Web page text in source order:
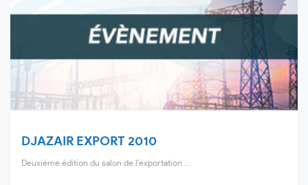
DJAZAIR EXPORT 2010
Deuxième édition du salon de l’exportation ...